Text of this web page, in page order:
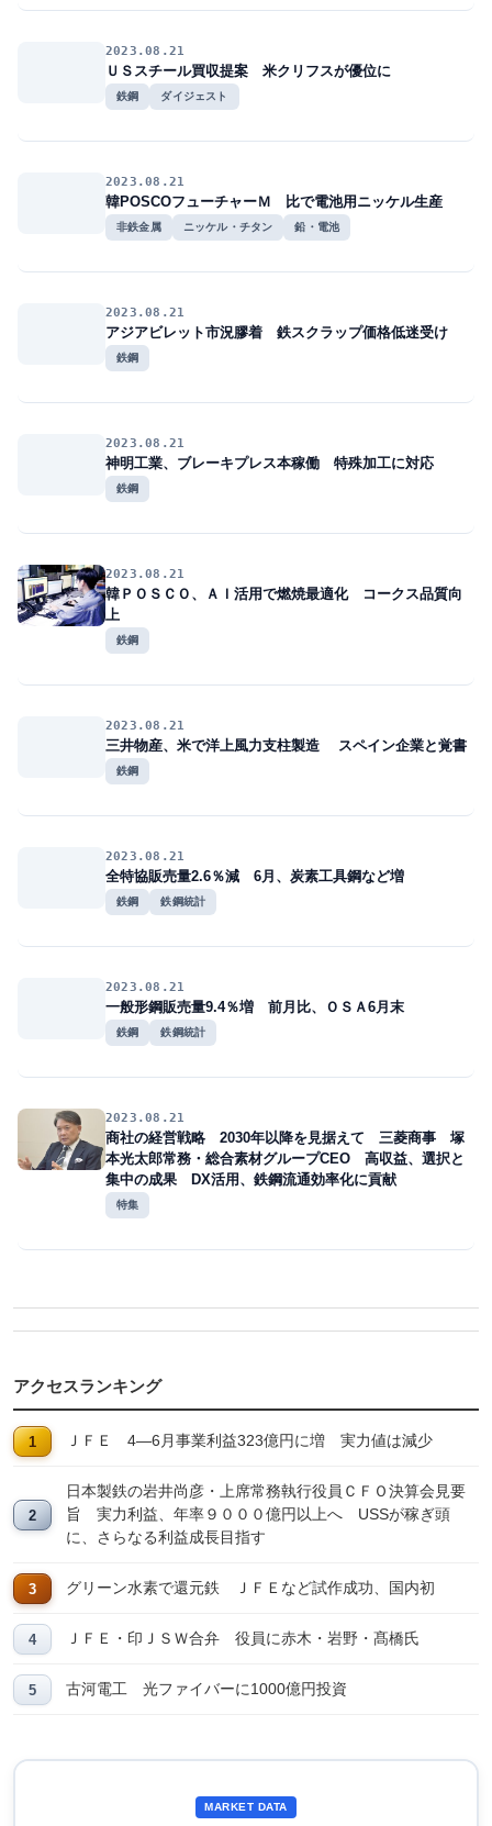
2023.08.21
ＵＳスチール買収提案 米クリフスが優位に
鉄鋼 ダイジェスト
2023.08.21
韓POSCOフューチャーＭ 比で電池用ニッケル生産
非鉄金属 ニッケル・チタン 鉛・電池
2023.08.21
アジアビレット市況膠着 鉄スクラップ価格低迷受け
鉄鋼
2023.08.21
神明工業、ブレーキプレス本稼働 特殊加工に対応
鉄鋼
2023.08.21
韓ＰＯＳＣＯ、ＡＩ活用で燃焼最適化 コークス品質向
上
鉄鋼
2023.08.21
三井物産、米で洋上風力支柱製造 スペイン企業と覚書
鉄鋼
2023.08.21
全特協販売量2.6％減 6月、炭素工具鋼など増
鉄鋼 鉄鋼統計
2023.08.21
一般形鋼販売量9.4％増 前月比、ＯＳＡ6月末
鉄鋼 鉄鋼統計
2023.08.21
商社の経営戦略 2030年以降を見据えて 三菱商事 塚
本光太郎常務・総合素材グループCEO 高収益、選択と
集中の成果 DX活用、鉄鋼流通効率化に貢献
特集
アクセスランキング
ＪＦＥ 4―6月事業利益323億円に増 実力値は減少
日本製鉄の岩井尚彦・上席常務執行役員ＣＦＯ決算会見要
旨 実力利益、年率９０００億円以上へ USSが稼ぎ頭
に、さらなる利益成長目指す
グリーン水素で還元鉄 ＪＦＥなど試作成功、国内初
ＪＦＥ・印ＪＳＷ合弁 役員に赤木・岩野・髙橋氏
古河電工 光ファイバーに1000億円投資
MARKET DATA